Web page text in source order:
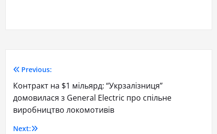
Previous:
Контракт на $1 мільярд: “Укрзалізниця”
домовилася з General Electric про спільне
виробництво локомотивів
Next: